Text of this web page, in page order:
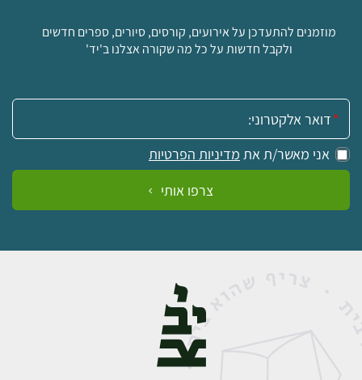
מוזמנים להתעדכן על אירועים, קורסים, סיורים, ספרים חדשים
ולקבל חדשות על כל מה שקורה אצלנו ב'יד'
אימייל:
אני מאשר/ת את מדיניות הפרטיות
צרפו אותי